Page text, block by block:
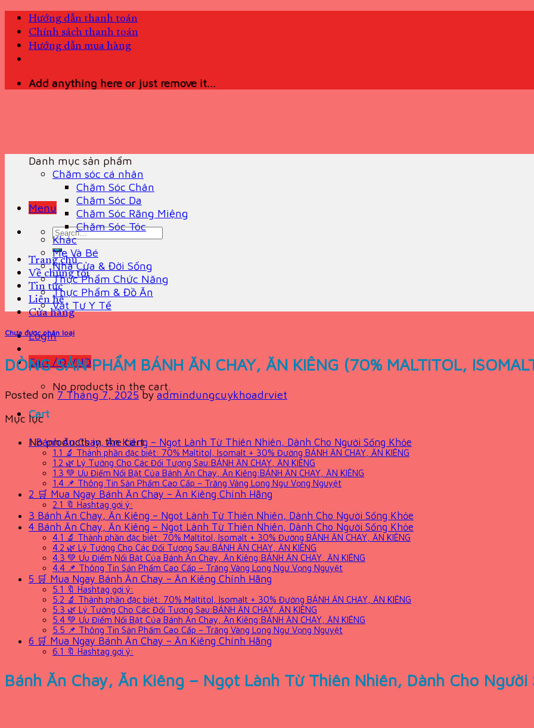
Skip
content
Hướng dẫn thanh toán
Chính sách thanh toán
Hướng dẫn mua hàng
Add anything here or just remove it...
Menu
Search
for:
Trang chủ
Về chúng tôi
Tin tức
Liên hệ
Cửa hàng
Login
Cart /0VND
No products in the cart.
Cart
No products in the cart.
Danh mục sản phẩm
Chăm sóc cá nhân
Chăm Sóc Chân
Chăm Sóc Da
Chăm Sóc Răng Miệng
Chăm Sóc Tóc
Khác
Mẹ Và Bé
Nhà Cửa & Đời Sống
Thực Phẩm Chức Năng
Thực Phẩm & Đồ Ăn
Vật Tư Y Tế
Chưa được phân loại
DÒNG SẢN PHẨM BÁNH ĂN CHAY, ĂN KIÊNG (70% MALTITOL,
Posted on 7 Tháng 7, 2025byadmindungcuykhoadrviet
Mục lục
1Bánh Ăn Chay, Ăn Kiêng – Ngọt Lành Từ Thiên Nhiên, Dành Cho Người Sống Khỏe
1.1 🔬 Thành phần đặc biệt: 70% Maltitol, Isomalt + 30% Đường BÁNH ĂN CHAY, ĂN KIÊNG
1.2 🌿 Lý Tưởng Cho Các Đối Tượng Sau:BÁNH ĂN CHAY, ĂN KIÊNG
1.3 💚 Ưu Điểm Nổi Bật Của Bánh Ăn Chay, Ăn Kiêng:BÁNH ĂN CHAY, ĂN KIÊNG
1.4 📌 Thông Tin Sản Phẩm Cao Cấp – Trăng Vàng Long Ngư Vọng Nguyệt
2 🛒 Mua Ngay Bánh Ăn Chay – Ăn Kiêng Chính Hãng
2.1 🔖 Hashtag gợi ý:
3 Bánh Ăn Chay, Ăn Kiêng – Ngọt Lành Từ Thiên Nhiên, Dành Cho Người Sống Khỏe
4 Bánh Ăn Chay, Ăn Kiêng – Ngọt Lành Từ Thiên Nhiên, Dành Cho Người Sống Khỏe
4.1 🔬 Thành phần đặc biệt: 70% Maltitol, Isomalt + 30% Đường BÁNH ĂN CHAY, ĂN KIÊNG
4.2 🌿 Lý Tưởng Cho Các Đối Tượng Sau:BÁNH ĂN CHAY, ĂN KIÊNG
4.3 💚 Ưu Điểm Nổi Bật Của Bánh Ăn Chay, Ăn Kiêng:BÁNH ĂN CHAY, ĂN KIÊNG
4.4 📌 Thông Tin Sản Phẩm Cao Cấp – Trăng Vàng Long Ngư Vọng Nguyệt
5 🛒 Mua Ngay Bánh Ăn Chay – Ăn Kiêng Chính Hãng
5.1 🔖 Hashtag gợi ý:
5.2 🔬 Thành phần đặc biệt: 70% Maltitol, Isomalt + 30% Đường BÁNH ĂN CHAY, ĂN KIÊNG
5.3 🌿 Lý Tưởng Cho Các Đối Tượng Sau:BÁNH ĂN CHAY, ĂN KIÊNG
5.4 💚 Ưu Điểm Nổi Bật Của Bánh Ăn Chay, Ăn Kiêng:BÁNH ĂN CHAY, ĂN KIÊNG
5.5 📌 Thông Tin Sản Phẩm Cao Cấp – Trăng Vàng Long Ngư Vọng Nguyệt
6 🛒 Mua Ngay Bánh Ăn Chay – Ăn Kiêng Chính Hãng
6.1 🔖 Hashtag gợi ý:
Bánh Ăn Chay, Ăn Kiêng – Ngọt Lành Từ Thiên Nhiên, Dành Cho Người